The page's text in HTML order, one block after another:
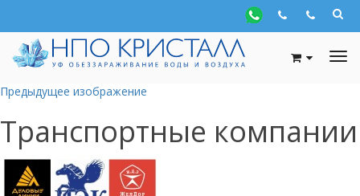
Предыдущее изображение
Транспортные компании